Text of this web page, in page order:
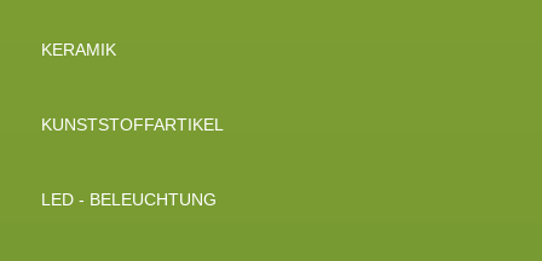
KERAMIK
KUNSTSTOFFARTIKEL
LED - BELEUCHTUNG